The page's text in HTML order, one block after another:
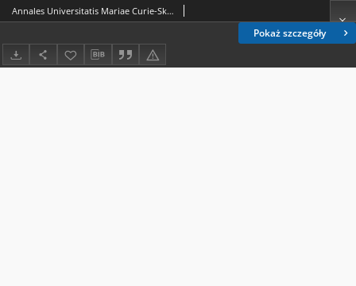
Pokaż szczegóły
Annales Universitatis Mariae Curie-Skłodowska. Sectio K, Politologia Vol. 29 (2022), 2 - Spis treści